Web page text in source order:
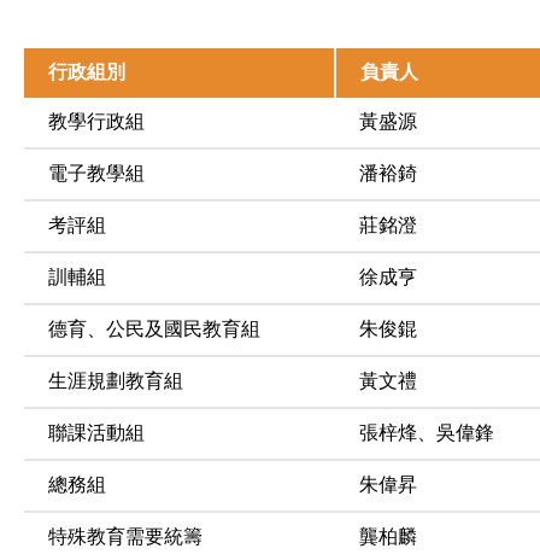
行政組別 負責人
教學行政組 黃盛源
電子教學組 潘裕錡
考評組 莊銘澄
訓輔組 徐成亨
德育、公民及國民教育組 朱俊錕
生涯規劃教育組 黃文禮
聯課活動組 張梓烽、吳偉鋒
總務組 朱偉昇
特殊教育需要統籌 龔柏麟